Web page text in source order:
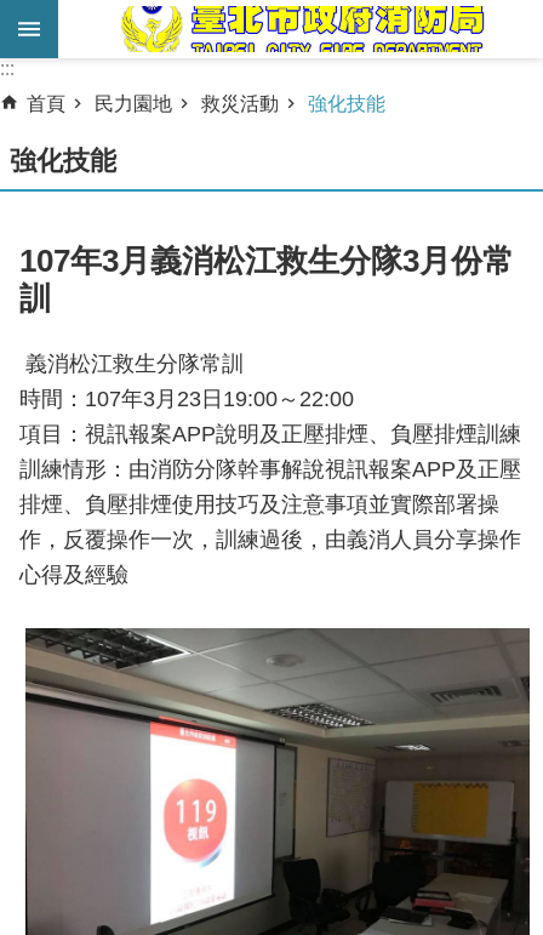
跳到主要內容區塊
進
搜
尋
業
務
服
機
關
簡
介
宣
導
教
下
載
:::
:::
首頁
民力園地 救災活動 強化技能
強化技能
107年3月義消松江救生分隊3月份常
訓
義消松江救生分隊常訓
時間：107年3月23日19:00～22:00
項目：視訊報案APP說明及正壓排煙、負壓排煙訓練
訓練情形：由消防分隊幹事解說視訊報案APP及正壓
排煙、負壓排煙使用技巧及注意事項並實際部署操
作，反覆操作一次，訓練過後，由義消人員分享操作
心得及經驗